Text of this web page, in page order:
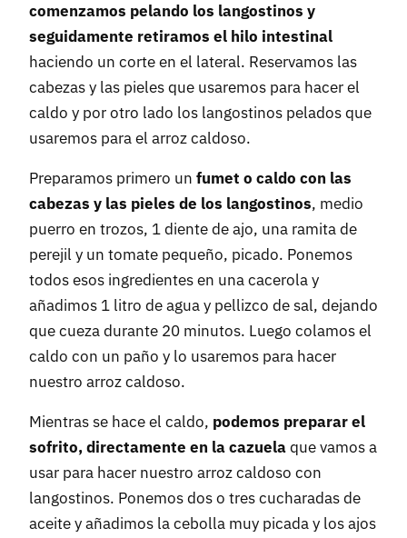
comenzamos pelando los langostinos y
seguidamente retiramos el hilo intestinal
haciendo un corte en el lateral. Reservamos las
cabezas y las pieles que usaremos para hacer el
caldo y por otro lado los langostinos pelados que
usaremos para el arroz caldoso.
Preparamos primero un fumet o caldo con las
cabezas y las pieles de los langostinos, medio
puerro en trozos, 1 diente de ajo, una ramita de
perejil y un tomate pequeño, picado. Ponemos
todos esos ingredientes en una cacerola y
añadimos 1 litro de agua y pellizco de sal, dejando
que cueza durante 20 minutos. Luego colamos el
caldo con un paño y lo usaremos para hacer
nuestro arroz caldoso.
Mientras se hace el caldo, podemos preparar el
sofrito, directamente en la cazuelaque vamos a
usar para hacer nuestro arroz caldoso con
langostinos. Ponemos dos o tres cucharadas de
aceite y añadimos la cebolla muy picada y los ajos